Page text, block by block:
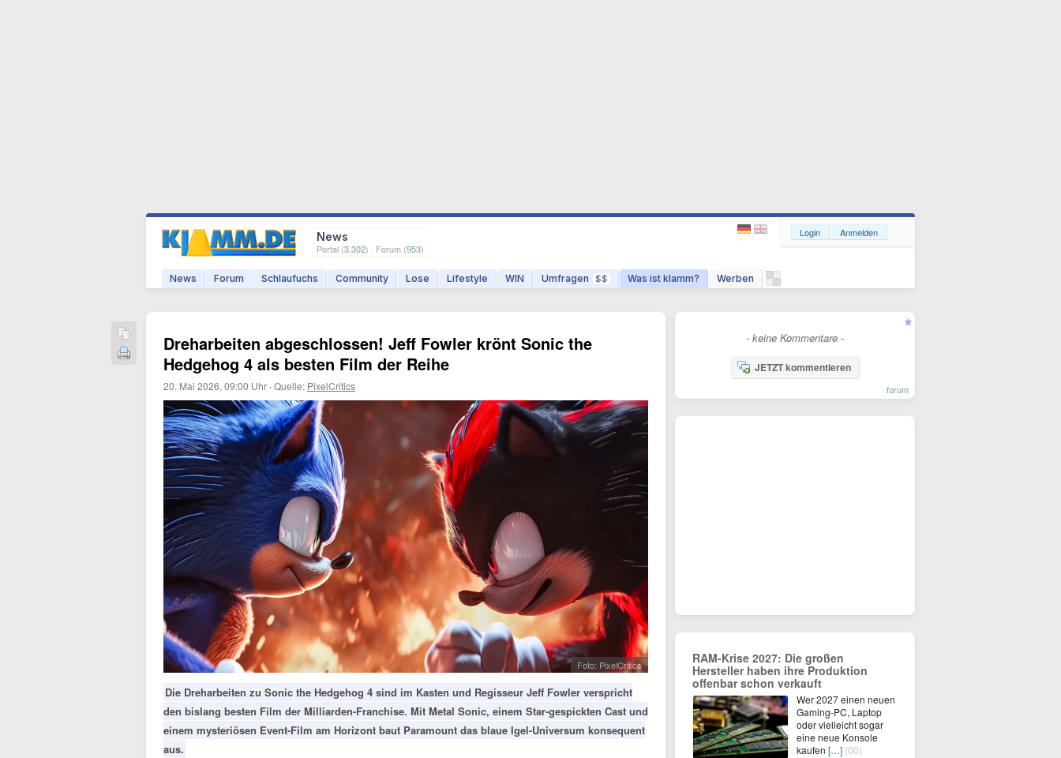
News
Portal (3.302) · Forum (953)
News Forum Schlaufuchs Community Lose Lifestyle WIN Umfragen $$ Was ist klamm? Werben
Login Anmelden
Dreharbeiten abgeschlossen! Jeff Fowler krönt Sonic the
Hedgehog 4 als besten Film der Reihe
20. Mai 2026, 09:00 Uhr ·Quelle: PixelCritics
Foto: PixelCritics
Die Dreharbeiten zu Sonic the Hedgehog 4 sind im Kasten und Regisseur Jeff Fowler verspricht
den bislang besten Film der Milliarden-Franchise. Mit Metal Sonic, einem Star-gespickten Cast und
einem mysteriösen Event-Film am Horizont baut Paramount das blaue Igel-Universum konsequent
aus.
- keine Kommentare -
JETZT kommentieren
forum
RAM-Krise 2027: Die großen
Hersteller haben ihre Produktion
offenbar schon verkauft
Wer 2027 einen neuen
Gaming-PC, Laptop
oder vielleicht sogar
eine neue Konsole
kaufen […] (00)